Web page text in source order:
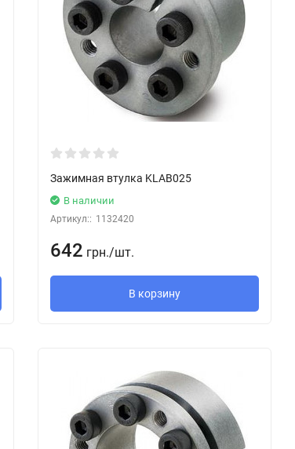
Зажимная втулка KLAB025
В наличии
Артикул:: 1132420
642 грн./шт.
В корзину